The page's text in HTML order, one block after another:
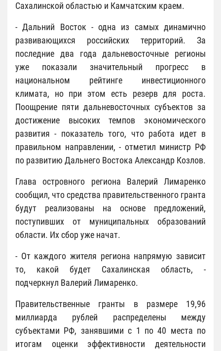
Сахалинской областью и Камчатским краем.
- Дальний Восток - одна из самых динамично
развивающихся российских территорий. За
последние два года дальневосточные регионы
уже показали значительный прогресс в
национальном рейтинге инвестиционного
климата, но при этом есть резерв для роста.
Поощрение пяти дальневосточных субъектов за
достижение высоких темпов экономического
развития - показатель того, что работа идет в
правильном направлении, - отметил министр РФ
по развитию Дальнего Востока Александр Козлов.
Глава островного региона Валерий Лимаренко
сообщил, что средства правительственного гранта
будут реализованы на основе предложений,
поступивших от муниципальных образований
области. Их сбор уже начат.
- От каждого жителя региона напрямую зависит
то, какой будет Сахалинская область, -
подчеркнул Валерий Лимаренко.
Правительственные гранты в размере 19,96
миллиарда рублей распределены между
субъектами РФ, занявшими с 1 по 40 места по
итогам оценки эффективности деятельности